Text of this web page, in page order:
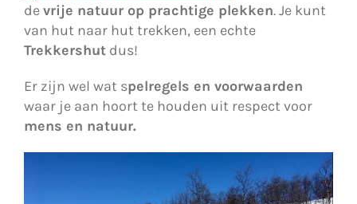
devrije natuur op prachtige plekken. Je kunt
van hut naar hut trekken, een echte
Trekkershutdus!
Er zijn wel wat spelregels en voorwaarden
waar je aan hoort te houden uit respect voor
mens en natuur.